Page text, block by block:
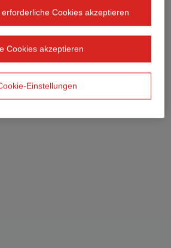
Cookies akzeptieren
Cookies akzeptieren
Einstellungen